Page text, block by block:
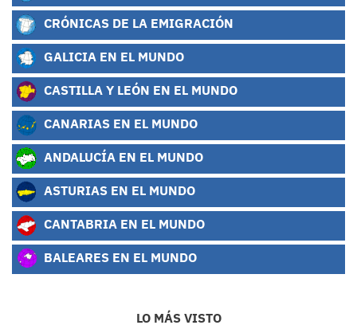
CRÓNICAS DE LA EMIGRACIÓN
GALICIA EN EL MUNDO
CASTILLA Y LEÓN EN EL MUNDO
CANARIAS EN EL MUNDO
ANDALUCÍA EN EL MUNDO
ASTURIAS EN EL MUNDO
CANTABRIA EN EL MUNDO
BALEARES EN EL MUNDO
LO MÁS VISTO